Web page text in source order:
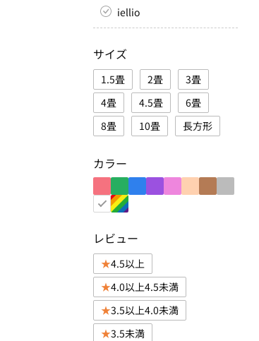
iellio
サイズ
1.5畳 2畳
3畳
4畳
4.5畳
6畳
8畳
10畳 長方形
カラー
レビュー
4.5以上
4.0以上4.5未満
3.5以上4.0未満
3.5未満